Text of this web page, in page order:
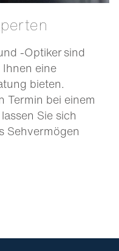
-Optiker sind
eine
bieten.
Termin bei einem
Sie sich
Sehvermögen